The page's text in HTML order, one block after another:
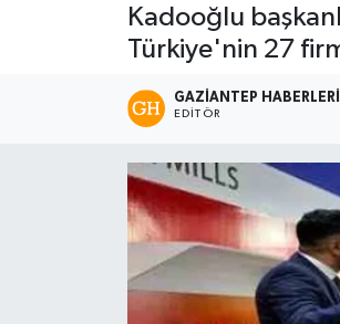
Kadooğlu
Türkiye'nin 27
GAZIANTEP HABERLERI
EDITÖR